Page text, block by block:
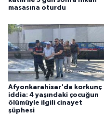
masasına oturdu
Afyonkarahisar'da korkunç
iddia: 4 yaşındaki çocuğun
ölümüyle ilgili cinayet
şüphesi